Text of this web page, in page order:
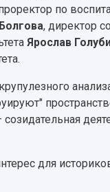
по
, директор
Ярослав
для